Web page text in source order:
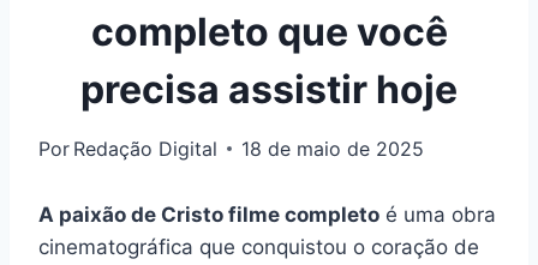
completo que você
precisa assistir hoje
Por Redação Digital 18 de maio de 2025
A paixão de Cristo filme completo é uma obra
cinematográfica que conquistou o coração de